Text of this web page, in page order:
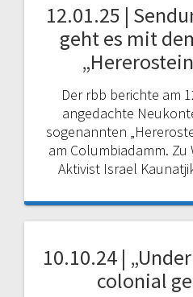
12.01.25 |
geht es mit
Der rbb berichte am
angedachte
sogenannten
am Columbiadamm.
Aktivist Israel
10.10.24 |
colonial